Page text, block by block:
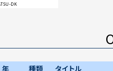
DK
年 種類 タイトル